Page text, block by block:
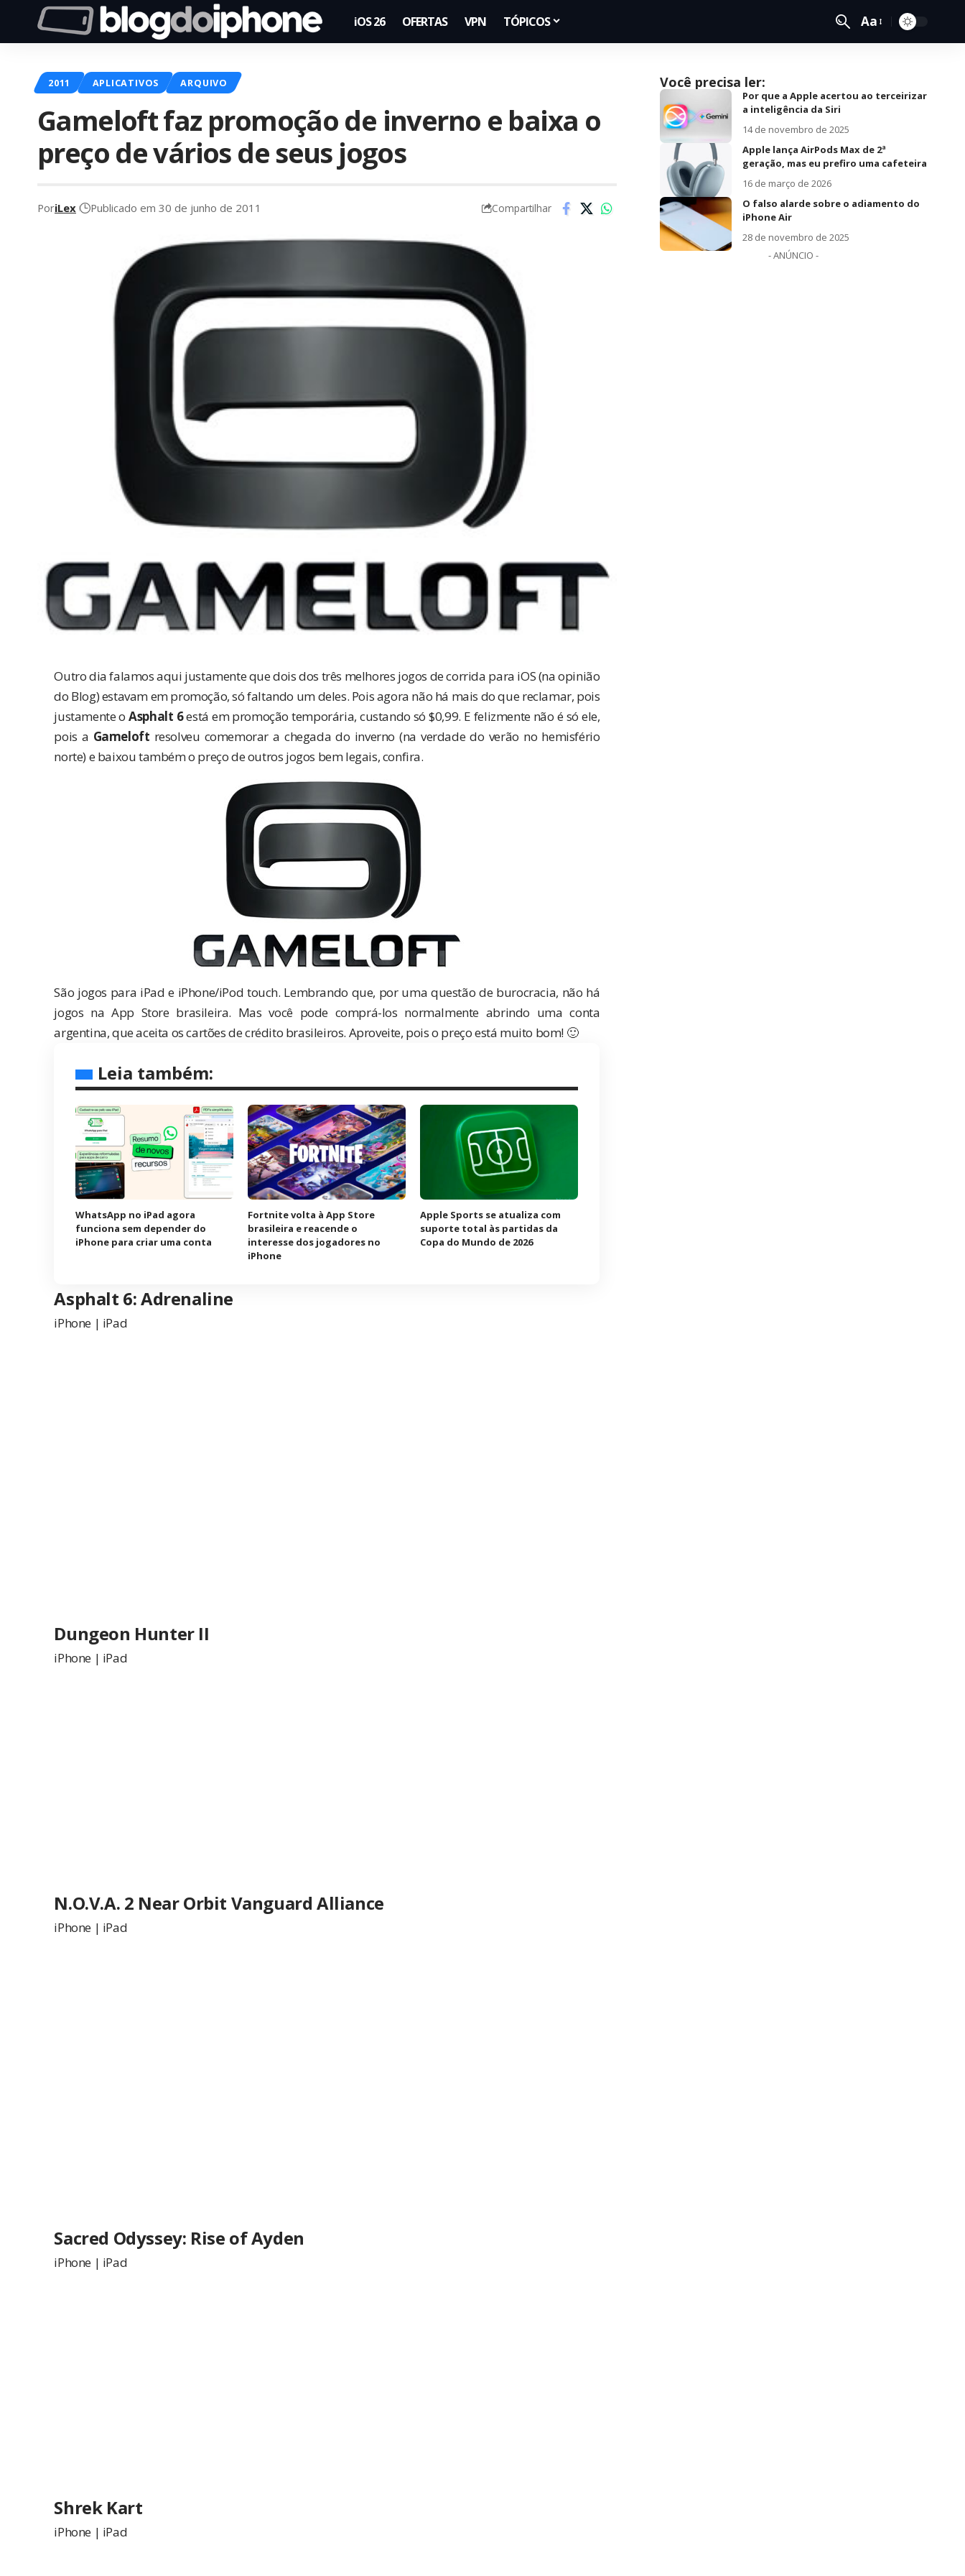
iOS 26 OFERTAS VPN TÓPICOS Aa
2011 APLICATIVOS ARQUIVO
Gameloft faz promoção de inverno e baixa o
preço de vários de seus jogos
PoriLex Publicado em 30 de junho de 2011 Compartilhar
Outro diafalamos aqui justamente que dois dos três melhores jogos de corrida para iOS (na opinião
do Blog) estavam em promoção, só faltando um deles. Pois agora não há mais do que reclamar, pois
justamente oAsphalt 6está em promoção temporária, custando só $0,99. E felizmente não é só ele,
pois a Gameloft resolveu comemorar a chegada do inverno (na verdade do verão no hemisfério
norte) e baixou também o preço de outros jogos bem legais, confira.
São jogos para iPad e iPhone/iPod touch. Lembrando que, por uma questão de burocracia, não há
jogos na App Store brasileira. Mas você pode comprá-los normalmente abrindo uma conta
argentina, que aceita os cartões de crédito brasileiros. Aproveite, pois o preço está muito bom! 🙂
Leia também:
WhatsApp no iPad agora
funciona sem depender do
iPhone para criar uma conta
Fortnite volta à App Store
brasileira e reacende o
interesse dos jogadores no
iPhone
Apple Sports se atualiza com
suporte total às partidas da
Copa do Mundo de 2026
Asphalt 6: Adrenaline
iPhone | iPad
Dungeon Hunter II
iPhone | iPad
N.O.V.A. 2 Near Orbit Vanguard Alliance
iPhone | iPad
Sacred Odyssey: Rise of Ayden
iPhone | iPad
Shrek Kart
iPhone | iPad
Você precisa ler:
Por que a Apple acertou ao terceirizar
a inteligência da Siri
14 de novembro de 2025
Apple lança AirPods Max de 2ª
geração, mas eu prefiro uma cafeteira
16 de março de 2026
O falso alarde sobre o adiamento do
iPhone Air
28 de novembro de 2025
- ANÚNCIO -